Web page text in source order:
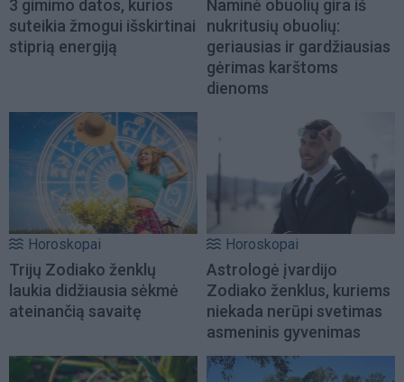
3 gimimo datos, kurios
suteikia žmogui išskirtinai
stiprią energiją
Naminė obuolių gira iš
nukritusių obuolių:
geriausias ir gardžiausias
gėrimas karštoms
dienoms
Horoskopai
Trijų Zodiako ženklų
laukia didžiausia sėkmė
ateinančią savaitę
Horoskopai
Astrologė įvardijo
Zodiako ženklus, kuriems
niekada nerūpi svetimas
asmeninis gyvenimas